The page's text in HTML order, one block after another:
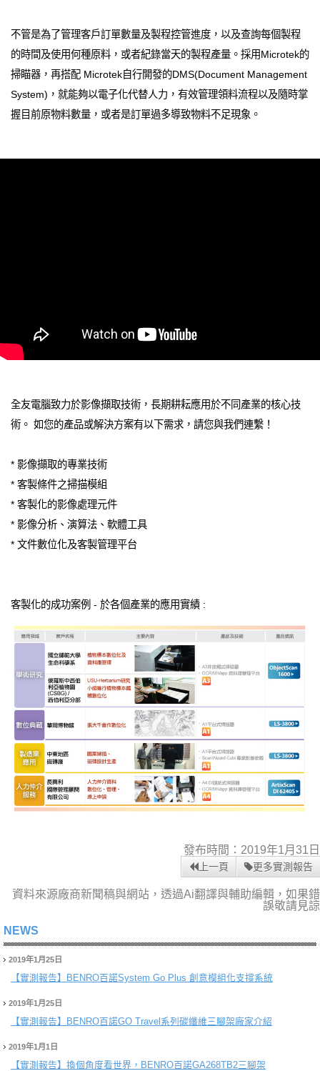
不管是為了管理客戶訂單數量及製程控管進度，以及查詢每個製程
的時間及使用何種原料，或者紀錄當天的製程產量。採用Microtek的
掃瞄器，再搭配 Microtek自行開發的DMS(Document Management
System)，就能夠以電子化代替人力，有效管理領料流程以及隨時掌
握目前原物料數量，或者是訂單過多導致物料不足現象。
全友電腦致力於影像擷取技術，長期耕耘應用於不同產業的核心技
術。 如您的產品或解決方案有以下需求，請您與我們連繫！
* 影像擷取的專業技術
* 客製條件之掃描模組
* 客製化的影像處理元件
* 影像分析、演算法、軟體工具
* 文件數位化及客製管理平台
客製化的成功案例 - 於各個產業的應用實績 :
發布時間：2019年1月31日
上一頁 更多實測報告
資料來源廠商新聞稿與網站，透過Ai翻譯與輔助編輯，如果錯
誤敬請見諒
NEWS
2019年1月25日
【實測報告】 BENRO百諾System Go Plus 創意模組化支撐系統
2019年1月25日
【實測報告】 BENRO百諾GO Travel系列碳纖維三腳架廠家介紹
2019年1月1日
【實測報告】 換個角度看世界，BENRO百諾GA268TB2三腳架